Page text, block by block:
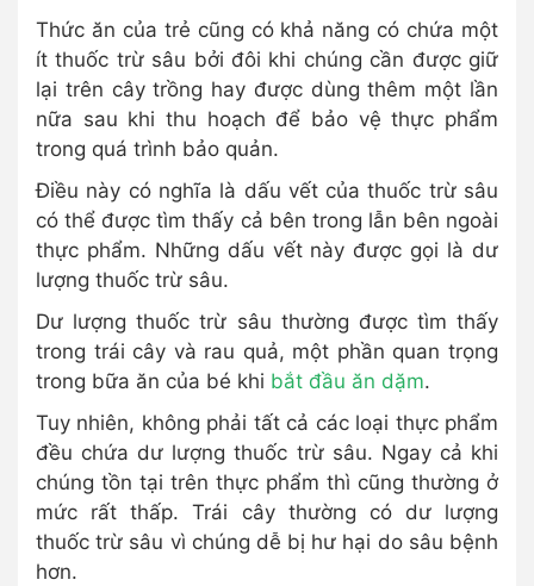
Thức ăn của trẻ cũng có khả năng có chứa một
ít thuốc trừ sâu bởi đôi khi chúng cần được giữ
lại trên cây trồng hay được dùng thêm một lần
nữa sau khi thu hoạch để bảo vệ thực phẩm
trong quá trình bảo quản.
Điều này có nghĩa là dấu vết của thuốc trừ sâu
có thể được tìm thấy cả bên trong lẫn bên ngoài
thực phẩm. Những dấu vết này được gọi là dư
lượng thuốc trừ sâu.
Dư lượng thuốc trừ sâu thường được tìm thấy
trong trái cây và rau quả, một phần quan trọng
trong bữa ăn của bé khi bắt đầu ăn dặm.
Tuy nhiên, không phải tất cả các loại thực phẩm
đều chứa dư lượng thuốc trừ sâu. Ngay cả khi
chúng tồn tại trên thực phẩm thì cũng thường ở
mức rất thấp. Trái cây thường có dư lượng
thuốc trừ sâu vì chúng dễ bị hư hại do sâu bệnh
hơn.